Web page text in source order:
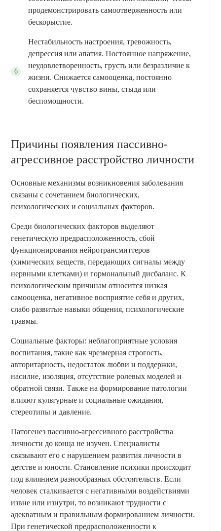
продемонстрировать самоотверженность или
бескорыстие.
Нестабильность настроения, тревожность,
депрессия или апатия. Постоянное напряжение,
неудовлетворенность, грусть или безразличие к
жизни. Снижается самооценка, постоянно
сохраняется чувство вины, стыда или
беспомощности.
Причины появления пассивно-
агрессивное расстройство личности
Основные механизмы возникновения заболевания
связаны с сочетанием биологических,
психологических и социальных факторов.
Среди биологических факторов выделяют
генетическую предрасположенность, сбой
функционирования нейротрансмиттеров
(химических веществ, передающих сигналы между
нервными клетками) и гормональный дисбаланс. К
психологическим причинам относится низкая
самооценка, негативное восприятие себя и других,
слабо развитые навыки общения, психологические
травмы.
Социальные факторы: неблагоприятные условия
воспитания, такие как чрезмерная строгость,
авторитарность, недостаток любви и поддержки,
насилие, изоляция, отсутствие ролевых моделей и
обратной связи. Также на формирование патологии
влияют культурные и социальные ожидания,
стереотипы и давление.
Патогенез пассивно-агрессивного расстройства
личности до конца не изучен. Специалисты
связывают его с нарушением развития личности в
детстве и юности. Становление психики происходит
под влиянием разнообразных обстоятельств. Если
человек сталкивается с негативными воздействиями
извне или изнутри, то возникают трудности с
адекватным и правильным формированием личности.
При генетической предрасположенности к